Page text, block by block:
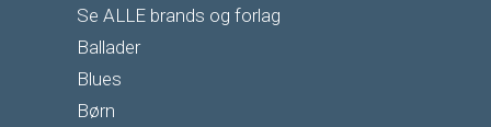
Se ALLE brands og forlag
Ballader
Blues
Børn